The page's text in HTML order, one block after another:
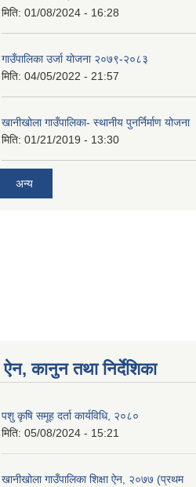
मिति: 01/08/2024 - 16:28
गाउँपालिका उर्जा योजना २०७९-२०८३
मिति: 04/05/2022 - 21:57
खानीखोला गाउँपालिका- स्थानीय पुनर्निर्माण योजना
मिति: 01/21/2019 - 13:30
अन्य
ऐन, कानुन तथा निर्देशिका
पशु कृषि समूह दर्ता कार्यविधि, २०८०
मिति: 05/08/2024 - 15:21
खानीखोला गाउँपालिका शिक्षा ऐन, २०७७ (प्रथम